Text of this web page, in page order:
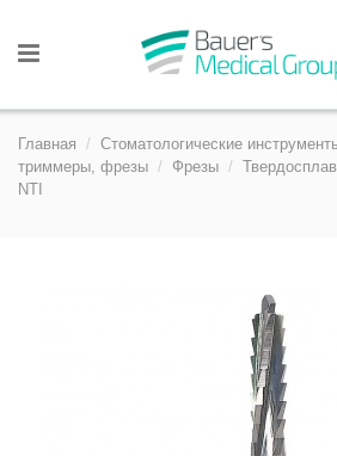
Главная Стоматологические
триммеры, фрезы
Фрезы
NTI